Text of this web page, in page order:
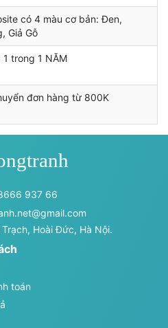
có 4 màu cơ bản: Đen,
Giả Gỗ
1 trong 1 NĂM
đơn hàng từ 800K
937 66
Trạch, Hoài Đức, Hà Nội.
toán